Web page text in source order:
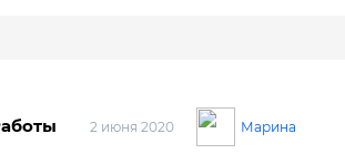
2 июня 2020 Марина